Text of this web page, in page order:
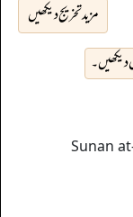
مزید تخریج دیکھیں
Sunan